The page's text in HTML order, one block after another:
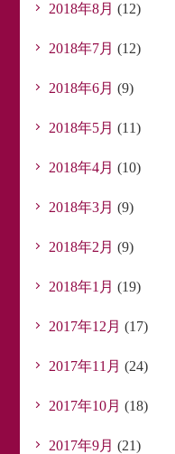
2018年8月 (12)
2018年7月 (12)
2018年6月 (9)
2018年5月 (11)
2018年4月 (10)
2018年3月 (9)
2018年2月 (9)
2018年1月 (19)
2017年12月 (17)
2017年11月 (24)
2017年10月 (18)
2017年9月 (21)